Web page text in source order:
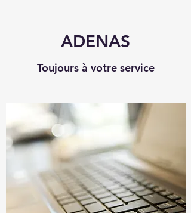
ADENAS
Toujours à votre service